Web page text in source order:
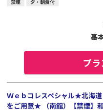
禁煙 夕・朝食付
基
プ
Ｗｅｂコレスペシャル★北海
をご用意★ （南館）【禁煙】